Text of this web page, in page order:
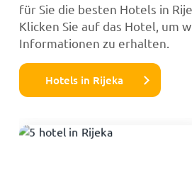
für Sie die besten Hotels in
Klicken Sie auf das Hotel, um
Informationen zu erhalten.
Hotels in Rijeka